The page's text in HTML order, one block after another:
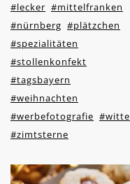
#lecker #mittelfranken
#nürnberg #plätzchen
#spezialitäten
#stollenkonfekt
#tagsbayern
#weihnachten
#werbefotografie #witte
#zimtsterne